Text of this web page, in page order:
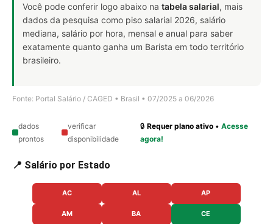
Você pode conferir logo abaixo na tabela salarial, mais
dados da pesquisa como piso salarial 2026, salário
mediana, salário por hora, mensal e anual para saber
exatamente quanto ganha um Barista em todo território
brasileiro.
Fonte: Portal Salário / CAGED • Brasil • 07/2025 a 06/2026
dados
prontos
verificar
disponibilidade
🔒Requer plano ativo •Acesse
agora!
📍 Salário por Estado
AC AL AP
AM BA CE